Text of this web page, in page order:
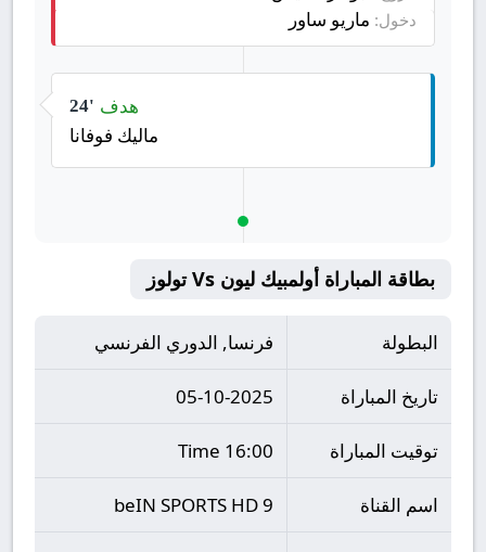
دخول: ماريو ساور
24' هدف
ماليك فوفانا
بطاقة المباراة أولمبيك ليون Vs تولوز
البطولة فرنسا, الدوري الفرنسي
تاريخ المباراة 05-10-2025
توقيت المباراة 16:00 Time
اسم القناة beIN SPORTS HD 9